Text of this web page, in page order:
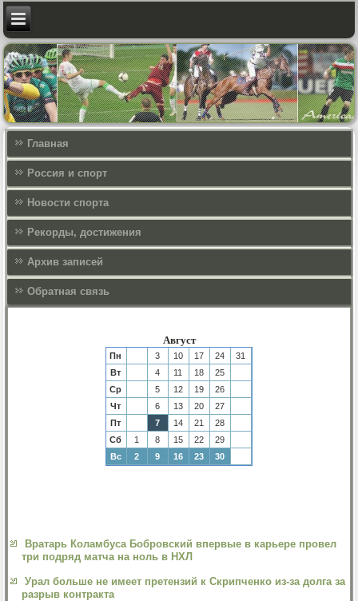
Главная
Россия и спорт
Новости спорта
Рекорды, достижения
Архив записей
Обратная связь
Август
Пн 3 10 17 24
31
Вт
4 11 18
25
Ср
5 12 19
26
Чт
6 13 20
27
Пт
7 14 21
28
Сб
1 8 15 22
29
Вс
2 9 16 23 30
Вратарь Коламбуса Бобровский впервые в карьере провел
три подряд матча на ноль в НХЛ
Урал больше не имеет претензий к Скрипченко из-за долга за
разрыв контракта